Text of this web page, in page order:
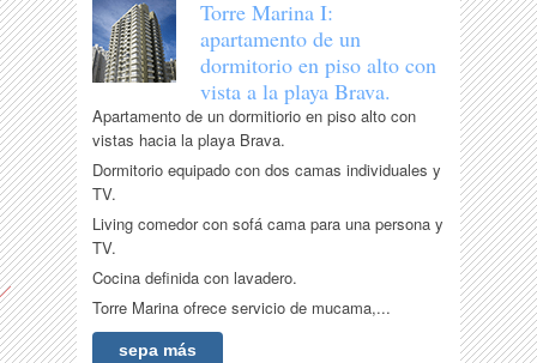
Torre Marina I:
apartamento de un
dormitorio en piso alto con
vista a la playa Brava.
Apartamento de un dormitiorio en piso alto con
vistas hacia la playa Brava.
Dormitorio equipado con dos camas individuales y
TV.
Living comedor con sofá cama para una persona y
TV.
Cocina definida con lavadero.
Torre Marina ofrece servicio de mucama,...
sepa más